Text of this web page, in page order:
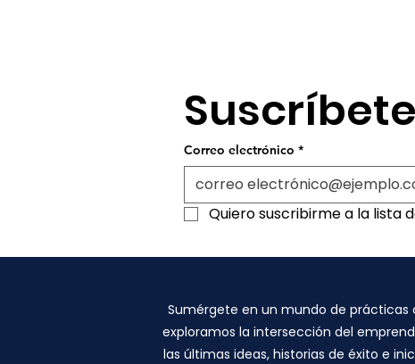
Correo electrónico *
Quiero suscribirme a la lista
Sumérgete en un mundo de prácticas
exploramos la intersección del
las últimas ideas, historias de éxito e